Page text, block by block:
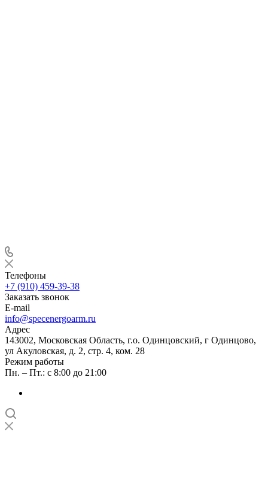
Телефоны
+7 (910) 459-39-38
Заказать звонок
E-mail
info@specenergoarm.ru
Адрес
143002, Московская Область, г.о. Одинцовский, г Одинцово,
ул Акуловская, д. 2, стр. 4, ком. 28
Режим работы
Пн. – Пт.: с 8:00 до 21:00